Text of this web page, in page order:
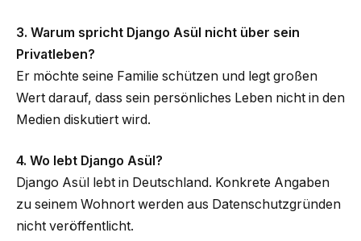
3. Warum spricht Django Asül nicht über sein
Privatleben?
Er möchte seine Familie schützen und legt großen
Wert darauf, dass sein persönliches Leben nicht in den
Medien diskutiert wird.
4. Wo lebt Django Asül?
Django Asül lebt in Deutschland. Konkrete Angaben
zu seinem Wohnort werden aus Datenschutzgründen
nicht veröffentlicht.